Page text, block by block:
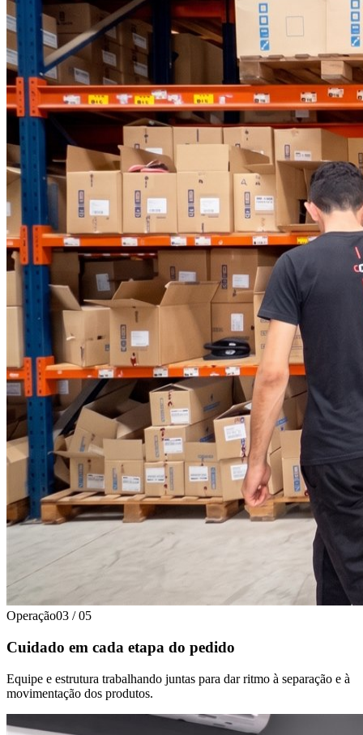
Operação03 / 05
Cuidado em cada etapa do pedido
Equipe e estrutura trabalhando juntas para dar ritmo à separação e à
movimentação dos produtos.